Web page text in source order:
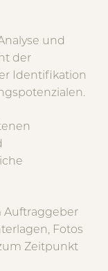
und
der
Identifikation
Auftraggeber
Fotos
Zeitpunkt